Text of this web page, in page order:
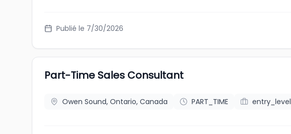
Publié le 7/30/2026
Part-Time Sales Consultant
Owen Sound, Ontario, Canada PART_TIME entry_level